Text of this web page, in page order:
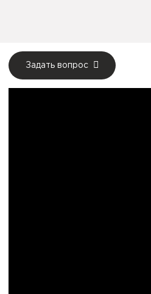
Задать вопрос